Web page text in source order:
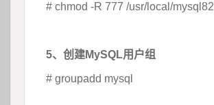
# chmod -R 777 /usr/local/mysql82
5、创建MySQL用户组
# groupadd mysql